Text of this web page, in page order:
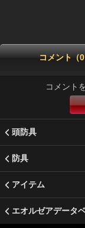
コメント（
コメント
頭防具
防具
アイテム
エオルゼアデータ